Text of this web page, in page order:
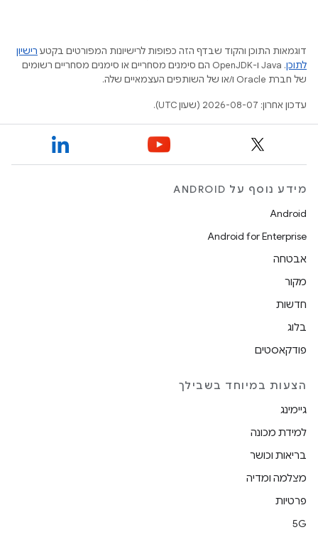
דוגמאות התוכן והקוד שבדף הזה כפופות לרישיונות המפורטים בקטע רישיון
לתוכן
.‏ Java ו-OpenJDK הם סימנים מסחריים או סימנים מסחריים רשומים
של חברת Oracle ו/או של השותפים העצמאיים שלה.
עדכון אחרון: 2026-08-07 (שעון UTC).
מידע נוסף על ANDROID
Android
Android for Enterprise
אבטחה
מקור
חדשות
בלוג
פודקאסטים
הצעות במיוחד בשבילך
גיימינג
למידת מכונה
בריאות וכושר
מצלמה ומדיה
פרטיות
5G